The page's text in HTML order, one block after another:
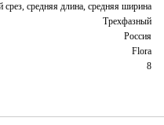
средняя длина, средняя ширина
Трехфазный
Россия
Flora
8